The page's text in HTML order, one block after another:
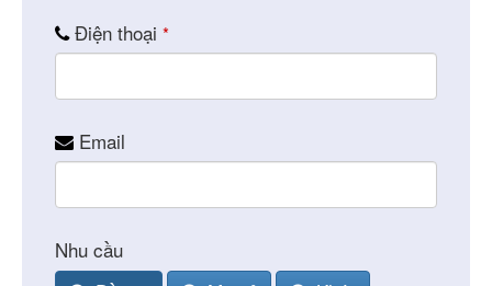
Điện thoại *
Email
Email *
Nhu cầu